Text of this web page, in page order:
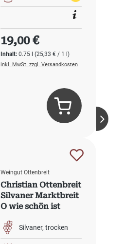
Inhalt:0.75 l(25,33 € / 1 l)
Regulärer Preis:
19,00 €
inkl. MwSt. zzgl. Versandkosten
Weingut Ottenbreit
Christian Ottenbreit
Silvaner Marktbreit
O wie schön ist
Silvaner trocken